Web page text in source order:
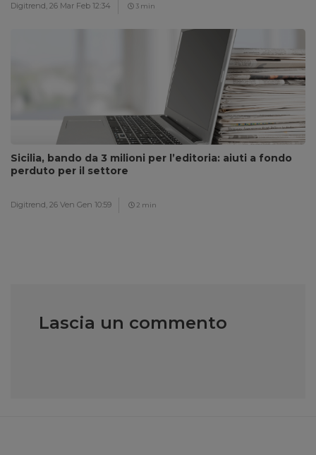
Digitrend, 26 Mar Feb 12:34 3 min
Sicilia, bando da 3 milioni per l’editoria: aiuti a fondo
perduto per il settore
Digitrend, 26 Ven Gen 10:59 2 min
Lascia un commento